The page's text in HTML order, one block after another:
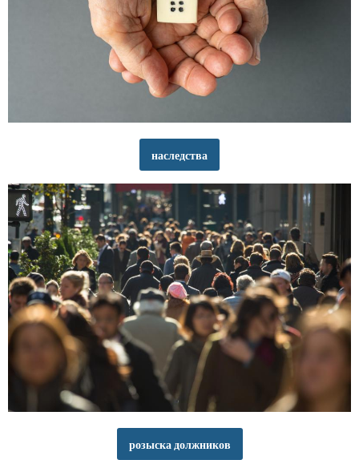
наследства
розыска должников